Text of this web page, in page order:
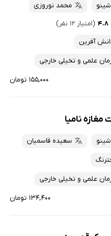
محمد نوروزی
۴.۸ (امتیاز ۱۲ نفر)
آفرین
علمی و تخیلی خارجی
۱۵۵,۰۰۰ تومان
نامیا
سعیده قاسمیان
علمی و تخیلی خارجی
۱۳۴,۴۰۰ تومان